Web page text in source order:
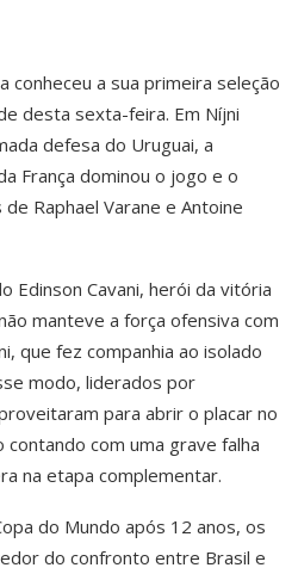
conheceu a sua primeira seleção
desta sexta-feira. Em Níjni
defesa do Uruguai, a
França dominou o jogo e o
Raphael Varane e Antoine
Edinson Cavani, herói da vitória
manteve a força ofensiva com
que fez companhia ao isolado
modo, liderados por
para abrir o placar no
com uma grave falha
na etapa complementar.
do Mundo após 12 anos, os
do confronto entre Brasil e